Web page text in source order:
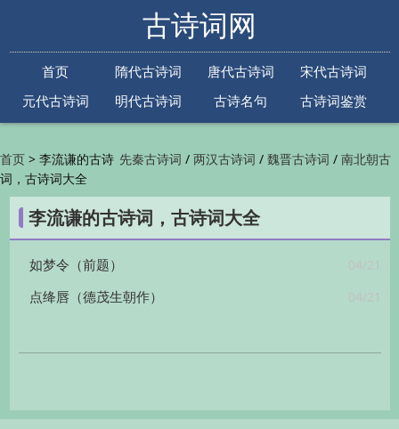
古诗词网
首页 隋代古诗词 唐代古诗词
宋代古诗词
元代古诗词
明代古诗词 古诗名句
古诗词鉴赏
先秦古诗词 /两汉古诗词 /魏晋古诗词 /南北朝古
代古诗词/金朝古诗词/元代古诗词/明代古诗词
/清代古诗词/近现代古诗词
鉴赏/古诗下一句/古诗上一句/
首页 > 李流谦的古诗
词，古诗词大全
李流谦的古诗词，古诗词大全
04/21
如梦令（前题）
04/21
点绛唇（德茂生朝作）